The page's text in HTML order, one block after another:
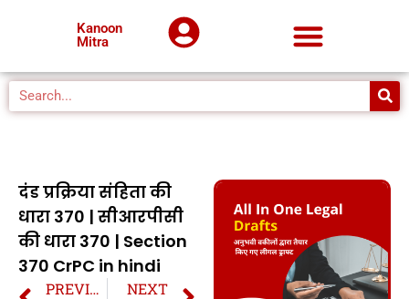
Kanoon
Mitra
दंड प्रक्रिया संहिता की
धारा 370 | सीआरपीसी
की धारा 370 | Section
370 CrPC in hindi
PREVIOUS NEXT